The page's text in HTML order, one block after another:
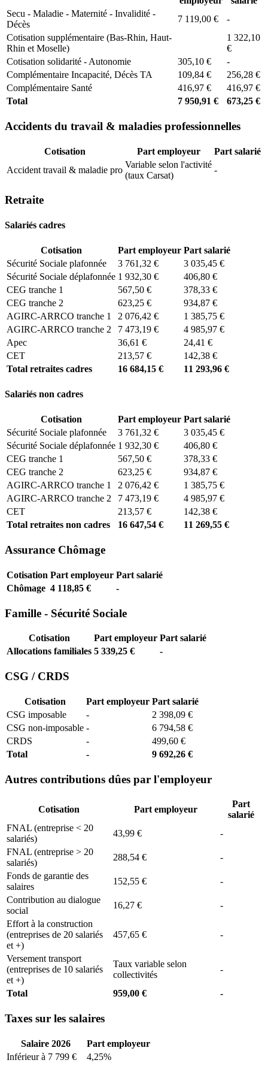
Secu - Maladie - Maternité - Invalidité -
Décès
7 119,00 €
-
Cotisation supplémentaire (Bas-Rhin, Haut-
Rhin et Moselle)
1 322,10
€
Cotisation solidarité - Autonomie
305,10 €
-
Complémentaire Incapacité, Décès TA
109,84 €
256,28 €
Complémentaire Santé
416,97 €
416,97 €
Total
7 950,91 € 673,25 €
Accidents du travail & maladies professionnelles
Cotisation Part employeur
Part salarié
Accident travail & maladie pro
Variable selon l'activité
(taux Carsat)
-
Retraite
Salariés cadres
Cotisation Part employeur Part salarié
Sécurité Sociale plafonnée
3 761,32 €
3 035,45 €
Sécurité Sociale déplafonnée 1 932,30 €
406,80 €
CEG tranche 1
567,50 €
378,33 €
CEG tranche 2
623,25 €
934,87 €
AGIRC-ARRCO tranche 1
2 076,42 €
1 385,75 €
AGIRC-ARRCO tranche 2
7 473,19 €
4 985,97 €
Apec
36,61 €
24,41 €
CET
213,57 €
142,38 €
Total retraites cadres
16 684,15 € 11 293,96 €
Salariés non cadres
Cotisation Part employeur Part salarié
Sécurité Sociale plafonnée
3 761,32 €
3 035,45 €
Sécurité Sociale déplafonnée 1 932,30 €
406,80 €
CEG tranche 1
567,50 €
378,33 €
CEG tranche 2
623,25 €
934,87 €
AGIRC-ARRCO tranche 1
2 076,42 €
1 385,75 €
AGIRC-ARRCO tranche 2
7 473,19 €
4 985,97 €
CET
213,57 €
142,38 €
Total retraites non cadres
16 647,54 € 11 269,55 €
Assurance Chômage
Cotisation Part employeur Part salarié
Chômage 4 118,85 € -
Famille - Sécurité Sociale
Cotisation Part employeur Part salarié
Allocations familiales 5 339,25 € -
CSG / CRDS
Cotisation Part employeur Part salarié
CSG imposable
-
2 398,09 €
CSG non-imposable -
6 794,58 €
CRDS
-
499,60 €
Total
- 9 692,26 €
Autres contributions dûes par l'employeur
Cotisation Part employeur
Part
salarié
FNAL (entreprise < 20
salariés)
43,99 €
-
FNAL (entreprise > 20
salariés)
288,54 €
-
Fonds de garantie des
salaires
152,55 €
-
Contribution au dialogue
social
16,27 €
-
Effort à la construction
(entreprises de 20 salariés
et +)
457,65 € -
Versement transport
(entreprises de 10 salariés
et +)
Taux variable selon
collectivités
-
Total 959,00 € -
Taxes sur les salaires
Salaire 2026
Part employeur
Inférieur à 7 799 €
4,25%